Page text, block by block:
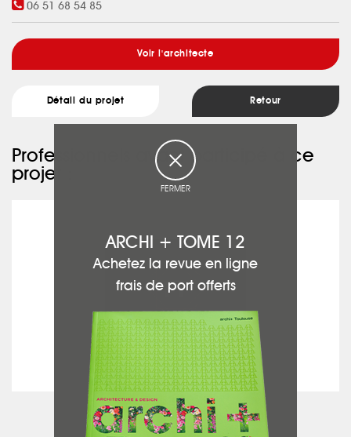
06 51 68 54 85
Voir l'architecte
Détail du projet Retour
Professionnels ayant participé à ce
projet :
voir la fiche
Escaliers
FERMER
ARCHI + TOME 12
Achetez la revue en ligne
frais de port offerts